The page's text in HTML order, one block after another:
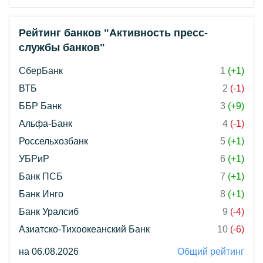
Рейтинг банков "Активность пресс-
службы банков"
СберБанк 1 (+1)
ВТБ
2 (-1)
ББР Банк
3 (+9)
Альфа-Банк
4 (-1)
Россельхозбанк
5 (+1)
УБРиР
6 (+1)
Банк ПСБ
7 (+1)
Банк Инго
8 (+1)
Банк Уралсиб
9 (-4)
Азиатско-Тихоокеанский Банк
10 (-6)
на 06.08.2026 Общий рейтинг